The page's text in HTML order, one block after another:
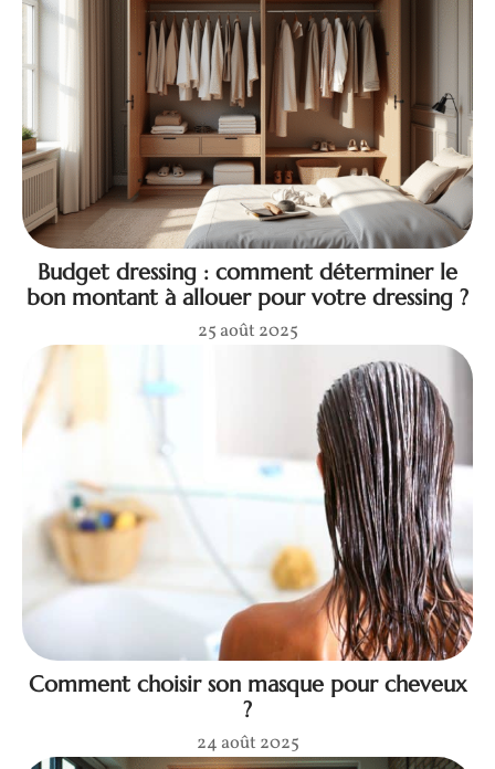
Budget dressing : comment déterminer le
bon montant à allouer pour votre dressing ?
25 août 2025
Comment choisir son masque pour cheveux
?
24 août 2025